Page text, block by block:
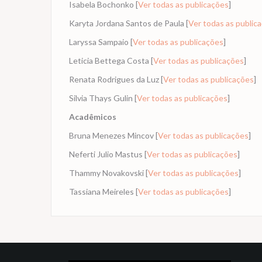
Isabela Bochonko [Ver todas as publicações]
Karyta Jordana Santos de Paula [Ver todas as
Laryssa Sampaio [Ver todas as publicações]
Leticia Bettega Costa [Ver todas as publicações]
Renata Rodrigues da Luz [Ver todas as publicações]
Silvia Thays Gulin [Ver todas as publicações]
Acadêmicos
Bruna Menezes Mincov [Ver todas as publicações]
Neferti Julio Mastus [Ver todas as publicações]
Thammy Novakovski [Ver todas as publicações]
Tassiana Meireles [Ver todas as publicações]